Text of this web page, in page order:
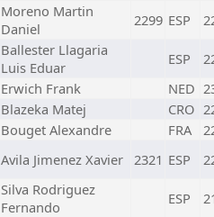
Moreno Martin
Daniel
2299 ESP
Ballester Llagaria
Luis Eduar
ESP
Erwich Frank NED
Blazeka Matej CRO
Bouget Alexandre FRA
Avila Jimenez Xavier 2321 ESP
Silva Rodriguez
Fernando
ESP